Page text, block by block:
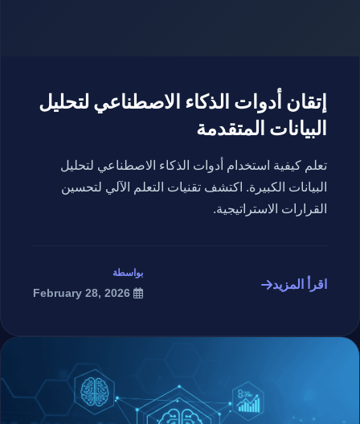
إتقان أدوات الذكاء الاصطناعي لتحليل
البيانات المتقدمة
تعلم كيفية استخدام أدوات الذكاء الاصطناعي لتحليل
البيانات الكبيرة. اكتشف تقنيات التعلم الآلي لتحسين
القرارات الاستراتيجية.
اقرأ المزيد
بواسطة
February 28, 2026